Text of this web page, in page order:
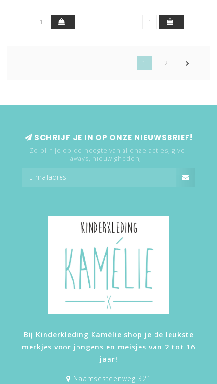
1 2
SCHRIJF JE IN OP ONZE NIEUWSBRIEF!
Zo blijf je op de hoogte van al onze acties, give-
aways, nieuwigheden,...
Bij Kinderkleding Kamélie shop je de leukste
merkjes voor jongens en meisjes van 2 tot 16
jaar!
Naamsesteenweg 321